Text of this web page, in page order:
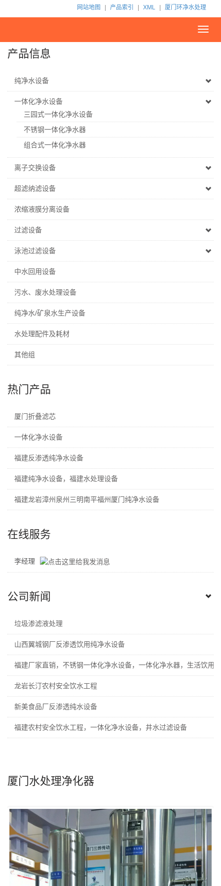
网站地图 产品索引 XML 厦门环净水处理
产品信息
纯净水设备
一体化净水设备
三园式一体化净水设备
不锈钢一体化净水器
组合式一体化净水器
离子交换设备
超滤纳滤设备
浓缩液膜分离设备
过滤设备
泳池过滤设备
中水回用设备
污水、废水处理设备
纯净水/矿泉水生产设备
水处理配件及耗材
其他组
热门产品
厦门折叠滤芯
一体化净水设备
福建反渗透纯净水设备
福建纯净水设备，福建水处理设备
福建龙岩漳州泉州三明南平福州厦门纯净水设备
在线服务
李经理
公司新闻
垃圾渗滤液处理
山西翼城钢厂反渗透饮用纯净水设备
福建厂家直销，不锈钢一体化净水设备，一体化净水器，生活饮用
龙岩长汀农村安全饮水工程
新美食品厂反渗透纯水设备
福建农村安全饮水工程，一体化净水设备，井水过滤设备
厦门水处理净化器